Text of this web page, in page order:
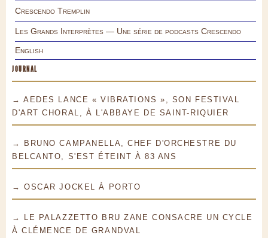
Crescendo Tremplin
Les Grands Interprètes — Une série de podcasts Crescendo
English
JOURNAL
→ AEDES LANCE « VIBRATIONS », SON FESTIVAL
D'ART CHORAL, À L'ABBAYE DE SAINT-RIQUIER
→ BRUNO CAMPANELLA, CHEF D'ORCHESTRE DU
BELCANTO, S'EST ÉTEINT À 83 ANS
→ OSCAR JOCKEL À PORTO
→ LE PALAZZETTO BRU ZANE CONSACRE UN CYCLE
À CLÉMENCE DE GRANDVAL